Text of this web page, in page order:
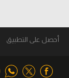
أحصل على التطبيق